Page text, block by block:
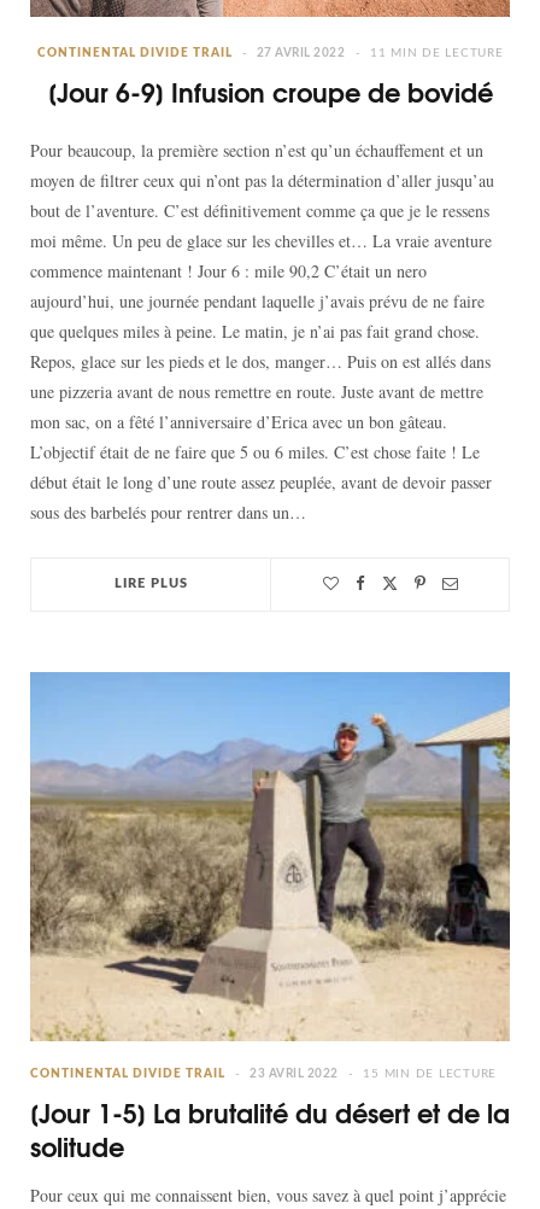
CONTINENTAL DIVIDE TRAIL 27 AVRIL 2022 11 MIN DE LECTURE
[Jour 6-9] Infusion croupe de bovidé
Pour beaucoup, la première section n’est qu’un échauffement et un
moyen de filtrer ceux qui n’ont pas la détermination d’aller jusqu’au
bout de l’aventure. C’est définitivement comme ça que je le ressens
moi même. Un peu de glace sur les chevilles et… La vraie aventure
commence maintenant ! Jour 6 : mile 90,2 C’était un nero
aujourd’hui, une journée pendant laquelle j’avais prévu de ne faire
que quelques miles à peine. Le matin, je n’ai pas fait grand chose.
Repos, glace sur les pieds et le dos, manger… Puis on est allés dans
une pizzeria avant de nous remettre en route. Juste avant de mettre
mon sac, on a fêté l’anniversaire d’Erica avec un bon gâteau.
L’objectif était de ne faire que 5 ou 6 miles. C’est chose faite ! Le
début était le long d’une route assez peuplée, avant de devoir passer
sous des barbelés pour rentrer dans un…
LIRE PLUS
CONTINENTAL DIVIDE TRAIL 23 AVRIL 2022 15 MIN DE LECTURE
[Jour 1-5] La brutalité du désert et de la
solitude
Pour ceux qui me connaissent bien, vous savez à quel point j’apprécie